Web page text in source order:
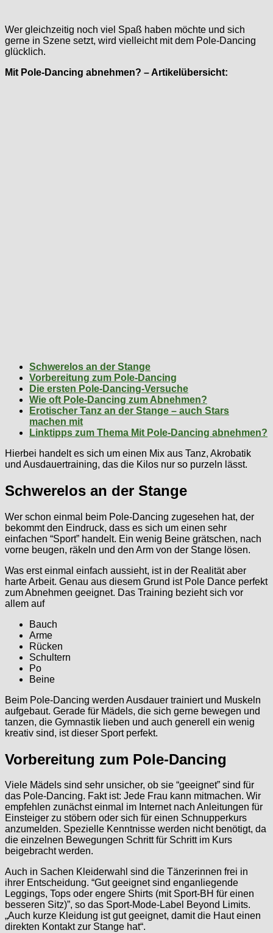
Wer gleichzeitig noch viel Spaß haben möchte und sich
gerne in Szene setzt, wird vielleicht mit dem Pole-Dancing
glücklich.
Mit Pole-Dancing abnehmen? – Artikelübersicht:
Schwerelos an der Stange
Vorbereitung zum Pole-Dancing
Die ersten Pole-Dancing-Versuche
Wie oft Pole-Dancing zum Abnehmen?
Erotischer Tanz an der Stange – auch Stars
machen mit
Linktipps zum Thema Mit Pole-Dancing abnehmen?
Hierbei handelt es sich um einen Mix aus Tanz, Akrobatik
und Ausdauertraining, das die Kilos nur so purzeln lässt.
Schwerelos an der Stange
Wer schon einmal beim Pole-Dancing zugesehen hat, der
bekommt den Eindruck, dass es sich um einen sehr
einfachen “Sport” handelt. Ein wenig Beine grätschen, nach
vorne beugen, räkeln und den Arm von der Stange lösen.
Was erst einmal einfach aussieht, ist in der Realität aber
harte Arbeit. Genau aus diesem Grund ist Pole Dance perfekt
zum Abnehmen geeignet. Das Training bezieht sich vor
allem auf
Bauch
Arme
Rücken
Schultern
Po
Beine
Beim Pole-Dancing werden Ausdauer trainiert und Muskeln
aufgebaut. Gerade für Mädels, die sich gerne bewegen und
tanzen, die Gymnastik lieben und auch generell ein wenig
kreativ sind, ist dieser Sport perfekt.
Vorbereitung zum Pole-Dancing
Viele Mädels sind sehr unsicher, ob sie “geeignet” sind für
das Pole-Dancing. Fakt ist: Jede Frau kann mitmachen. Wir
empfehlen zunächst einmal im Internet nach Anleitungen für
Einsteiger zu stöbern oder sich für einen Schnupperkurs
anzumelden. Spezielle Kenntnisse werden nicht benötigt, da
die einzelnen Bewegungen Schritt für Schritt im Kurs
beigebracht werden.
Auch in Sachen Kleiderwahl sind die Tänzerinnen frei in
ihrer Entscheidung. “Gut geeignet sind enganliegende
Leggings, Tops oder engere Shirts (mit Sport-BH für einen
besseren Sitz)”, so das Sport-Mode-Label Beyond Limits.
„Auch kurze Kleidung ist gut geeignet, damit die Haut einen
direkten Kontakt zur Stange hat“.